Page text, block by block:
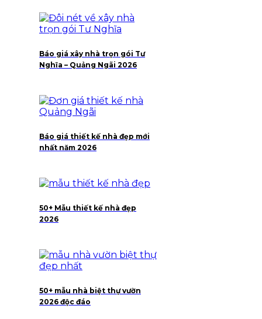
Báo giá xây nhà trọn gói Tư
Nghĩa – Quảng Ngãi 2026
Báo giá thiết kế nhà đẹp mới
nhất năm 2026
50+ Mẫu thiết kế nhà đẹp
2026
50+ mẫu nhà biệt thự vườn
2026 độc đáo